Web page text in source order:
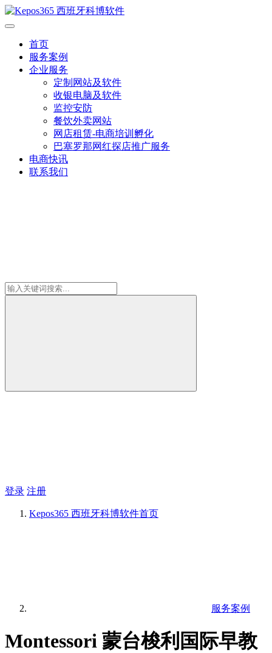
首页
服务案例
企业服务
定制网站及软件
收银电脑及软件
监控安防
餐饮外卖网站
网店租赁-电商培训孵化
巴塞罗那网红探店推广服务
电商快讯
联系我们
登录 注册
Kepos365 西班牙科博软件首页
服务案例
Montessori 蒙台梭利国际早教